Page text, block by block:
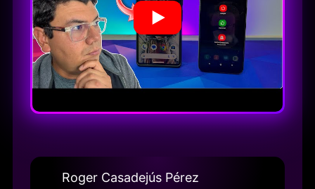
Roger Casadejús Pérez